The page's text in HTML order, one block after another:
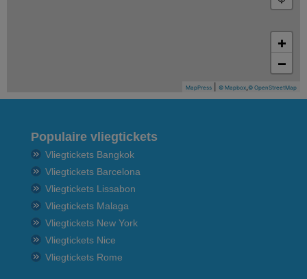
+
−
MapPress © Mapbox © OpenStreetMap
Populaire vliegtickets
Vliegtickets Bangkok
Vliegtickets Barcelona
Vliegtickets Lissabon
Vliegtickets Malaga
Vliegtickets New York
Vliegtickets Nice
Vliegtickets Rome